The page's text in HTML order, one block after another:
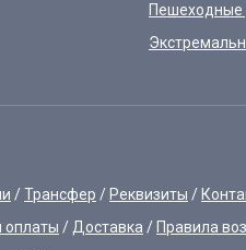
Пешеходные
Трансфер Реквизиты
оплаты Доставка Правила